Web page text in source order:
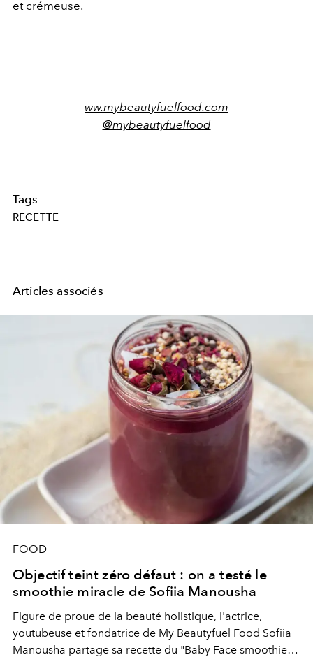
et crémeuse.
ww.mybeautyfuelfood.com
@mybeautyfuelfood
Tags
RECETTE
Articles associés
FOOD
Objectif teint zéro défaut : on a testé le
smoothie miracle de Sofiia Manousha
Figure de proue de la beauté holistique, l'actrice,
youtubeuse et fondatrice de My Beautyfuel Food Sofiia
Manousha partage sa recette du "Baby Face smoothie" :